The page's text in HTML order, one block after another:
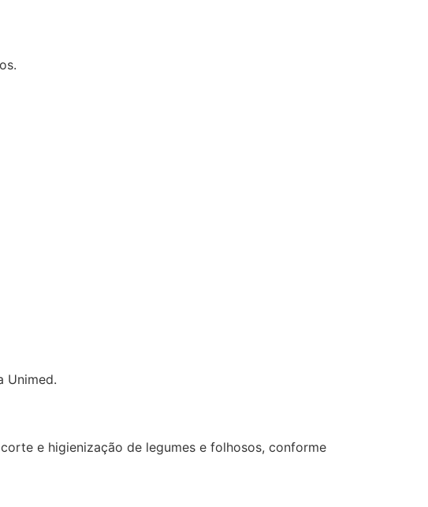
Unimed.
e higienização de legumes e folhosos, conforme